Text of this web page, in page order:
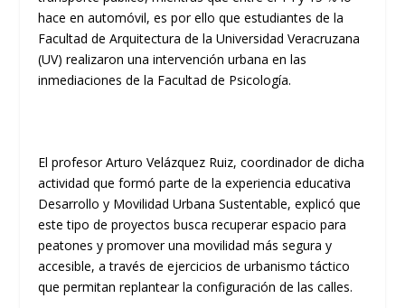
hace en automóvil, es por ello que estudiantes de la
Facultad de Arquitectura de la Universidad Veracruzana
(UV) realizaron una intervención urbana en las
inmediaciones de la Facultad de Psicología.
El profesor Arturo Velázquez Ruiz, coordinador de dicha
actividad que formó parte de la experiencia educativa
Desarrollo y Movilidad Urbana Sustentable, explicó que
este tipo de proyectos busca recuperar espacio para
peatones y promover una movilidad más segura y
accesible, a través de ejercicios de urbanismo táctico
que permitan replantear la configuración de las calles.